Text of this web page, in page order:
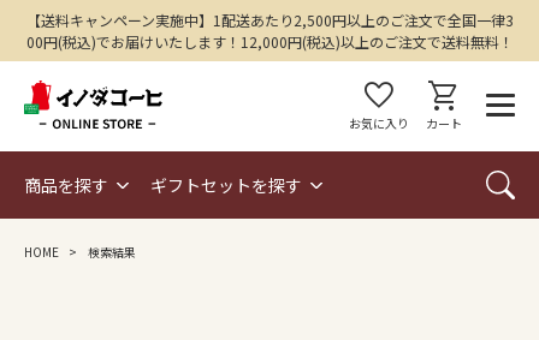
【送料キャンペーン実施中】1配送あたり2,500円以上のご注文で全国一律3
00円(税込)でお届けいたします！12,000円(税込)以上のご注文で送料無料！
favorite
お気に入り
shopping_cart
カート
商品を探す ギフトセットを探す
HOME 検索結果